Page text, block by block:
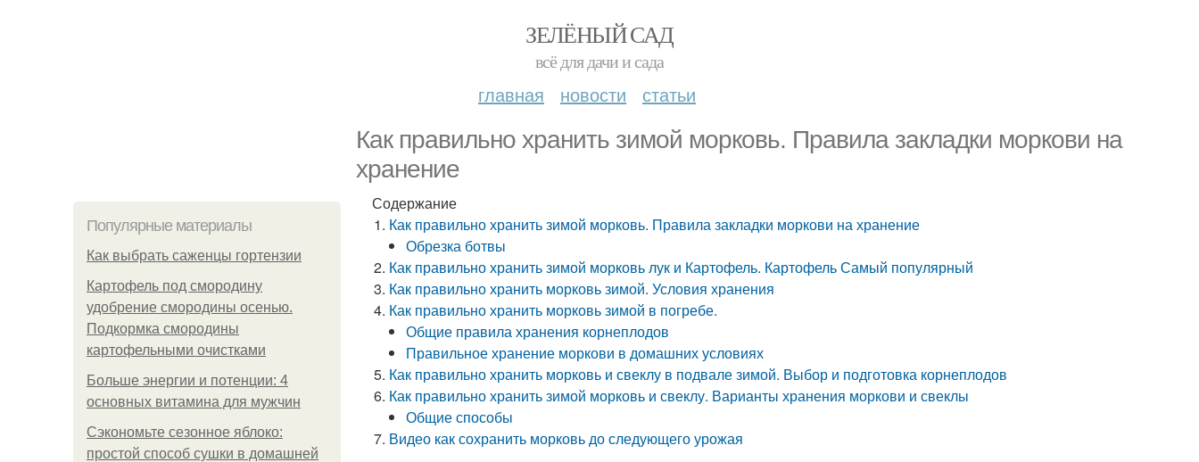
ЗЕЛЁНЫЙ САД
всё для дачи и сада
главная новости статьи
Как правильно хранить зимой морковь. Правила закладки моркови на
хранение
Популярные материалы
Как выбрать саженцы гортензии
Картофель под смородину
удобрение смородины осенью.
Подкормка смородины
картофельными очистками
Больше энергии и потенции: 4
основных витамина для мужчин
Сэкономьте сезонное яблоко:
простой способ сушки в домашней
Содержание
Как правильно хранить зимой морковь. Правила закладки моркови на хранение
Обрезка ботвы
Как правильно хранить зимой морковь лук и Картофель. Картофель Самый популярный
Как правильно хранить морковь зимой. Условия хранения
Как правильно хранить морковь зимой в погребе.
Общие правила хранения корнеплодов
Правильное хранение моркови в домашних условиях
Как правильно хранить морковь и свеклу в подвале зимой. Выбор и подготовка корнеплодов
Как правильно хранить зимой морковь и свеклу. Варианты хранения моркови и свеклы
Общие способы
Видео как сохранить морковь до следующего урожая